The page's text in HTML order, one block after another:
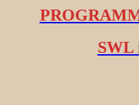
SWL